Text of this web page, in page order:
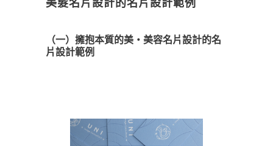
美髮名片設計的名片設計範例
（一）擁抱本質的美・美容名片設計的名
片設計範例